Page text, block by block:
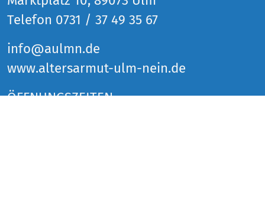
Telefon 0731 / 37 49 35 67
info@aulmn.de
www.altersarmut-ulm-nein.de
ÖFFNUNGSZEITEN